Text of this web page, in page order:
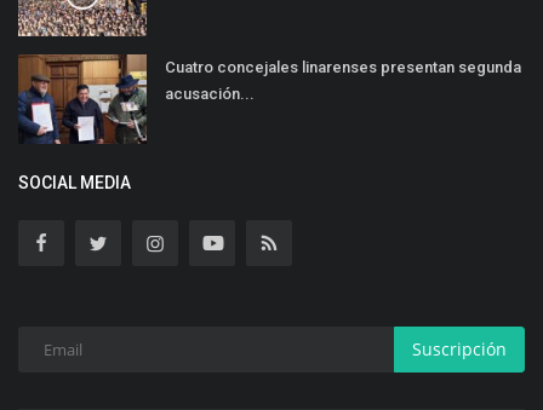
Cuatro concejales linarenses presentan segunda
acusación...
SOCIAL MEDIA
Suscripción